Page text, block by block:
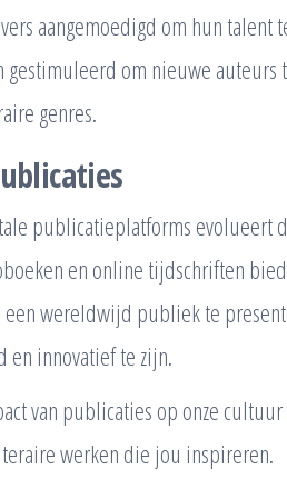
aangemoedigd om hun
gestimuleerd om nieuwe auteurs
genres.
publicatieplatforms evolueert
en online tijdschriften
een wereldwijd publiek te
en innovatief te zijn.
van publicaties op onze
werken die jou inspireren.